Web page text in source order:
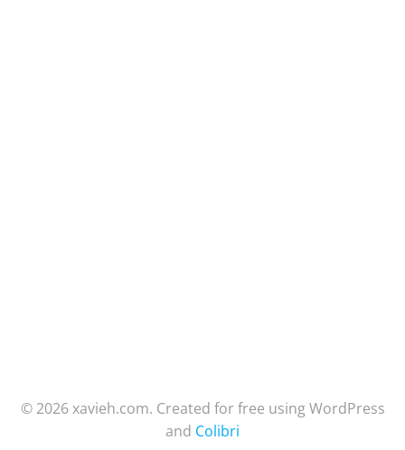
© 2026 xavieh.com. Created for free using WordPress
and Colibri